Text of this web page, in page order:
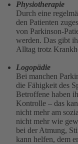
Physiotherapie
Durch eine
den Patienten
von Parkinson-
werden. Das gibt
Alltag trotz
Logopädie
Bei manchen
die Fähigkeit des
Betroffene haben
Kontrolle – das
nicht mehr am
nicht mehr wie
bei der Atmung,
kann helfen, dem